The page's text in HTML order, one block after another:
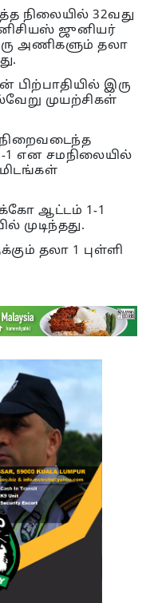
நிலையில் 32வது
ஜுனியர்
அணிகளும் தலா
இரு
முயற்சிகள்
நிறைவடைந்த
1 என சமநிலையில்
ஆட்டம் 1-1
முடிந்தது.
தலா 1 புள்ளி